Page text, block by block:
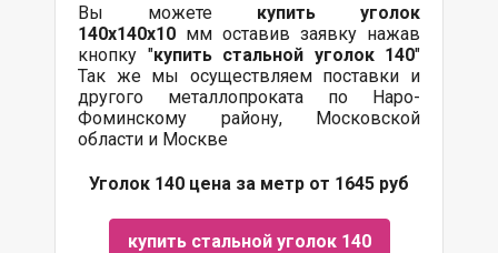
Вы можете купить уголок
140х140х10 мм оставив заявку нажав
кнопку "купить стальной уголок 140"
Так же мы осуществляем поставки и
другого металлопроката по Наро-
Фоминскому району, Московской
области и Москве
Уголок 140 цена за метр от 1645 руб
купить стальной уголок 140